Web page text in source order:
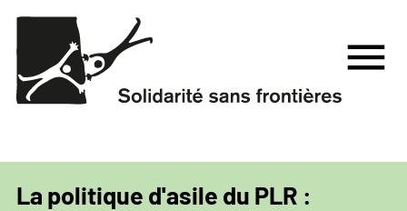
Aller
contenu
principal
menu
La politique d'asile du PLR :